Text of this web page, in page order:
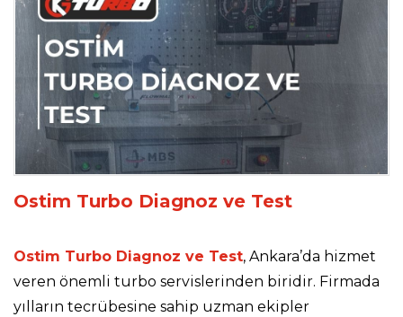
Ostim Turbo Diagnoz ve Test
Ostim Turbo Diagnoz ve Test, Ankara’da hizmet
veren önemli turbo servislerinden biridir. Firmada
yılların tecrübesine sahip uzman ekipler